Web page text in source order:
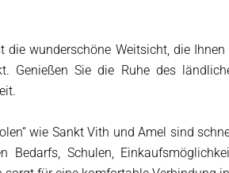
die wunderschöne Weitsicht, die
Genießen Sie die Ruhe des
wie Sankt Vith und Amel sind
Bedarfs, Schulen,